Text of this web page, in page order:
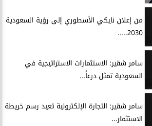
من إعلان نايكي الأسطوري إلى رؤية السعودية
2030.....
سامر شقير: الاستثمارات الاستراتيجية في
السعودية تمثل درعاً...
سامر شقير: التجارة الإلكترونية تعيد رسم خريطة
الاستثمار...